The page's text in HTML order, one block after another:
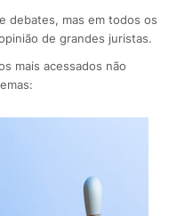
debates, mas em todos os
de grandes juristas.
mais acessados não